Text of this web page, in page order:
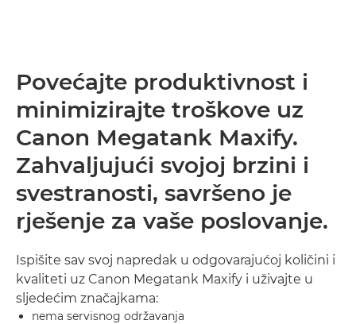
Povećajte produktivnost i
minimizirajte troškove uz
Canon Megatank Maxify.
Zahvaljujući svojoj brzini i
svestranosti, savršeno je
rješenje za vaše poslovanje.
Ispišite sav svoj napredak u odgovarajućoj količini i
kvaliteti uz Canon Megatank Maxify i uživajte u
sljedećim značajkama:
nema servisnog održavanja